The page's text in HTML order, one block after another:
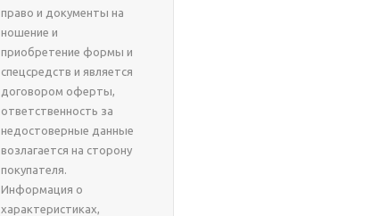
право и документы на
ношение и
приобретение формы и
спецсредств и является
договором оферты,
ответственность за
недостоверные данные
возлагается на сторону
покупателя.
Информация о
характеристиках,